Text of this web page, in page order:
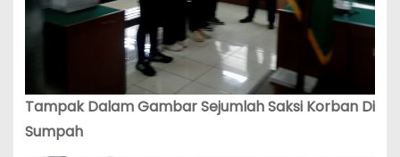
Tampak Dalam Gambar Sejumlah Saksi Korban Di
Sumpah